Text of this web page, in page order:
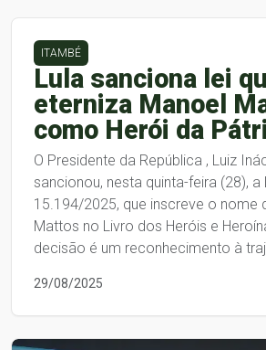
ITAMBÉ
Lula sanciona lei
eterniza Manoel
como Herói da
O Presidente da República , Luiz
sancionou, nesta quinta-feira (28), a
15.194/2025, que inscreve o nome
Mattos no Livro dos Heróis e
decisão é um reconhecimento à
29/08/2025